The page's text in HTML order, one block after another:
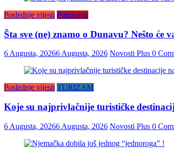
Poslednje vijesti Putovanja
Šta sve (ne) znamo o Dunavu? Nešto će
6 Augusta, 20266 Augusta, 2026 Novosti Plus 0
Poslednje vijesti TURIZAM
Koje su najprivlačnije turističke
6 Augusta, 20266 Augusta, 2026 Novosti Plus 0